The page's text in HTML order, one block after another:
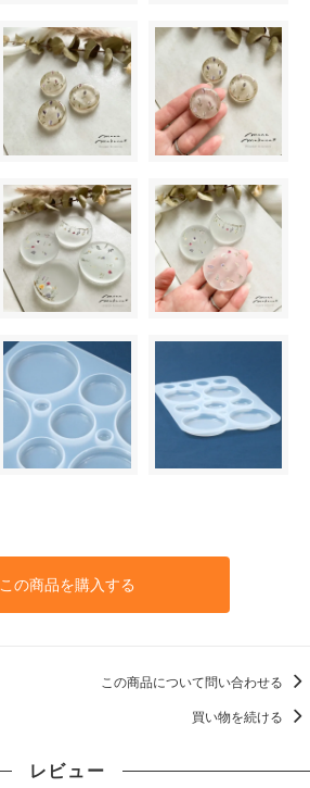
この商品を購入する
この商品について問い合わせる
買い物を続ける
レビュー